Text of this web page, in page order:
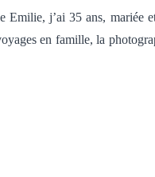
Emilie, j’ai 35 ans, mariée
en famille, la